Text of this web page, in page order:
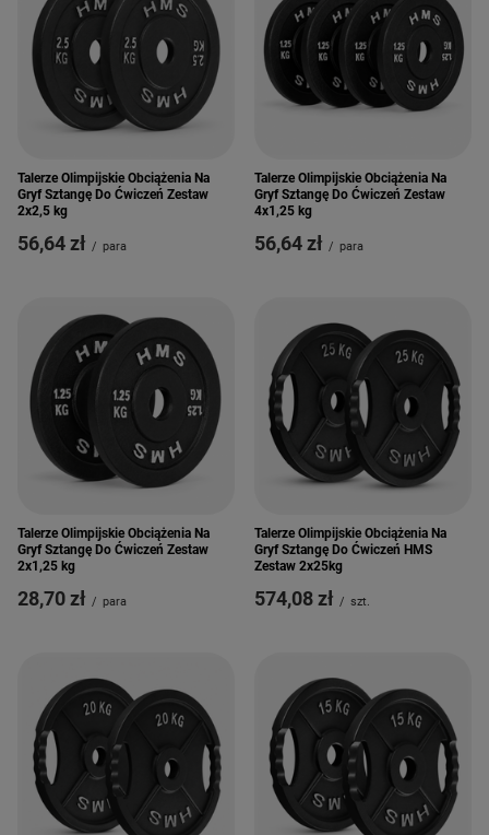
Talerze Olimpijskie Obciążenia Na
Gryf Sztangę Do Ćwiczeń Zestaw
2x2,5 kg
56,64 zł / para
Talerze Olimpijskie Obciążenia Na
Gryf Sztangę Do Ćwiczeń Zestaw
4x1,25 kg
56,64 zł / para
Talerze Olimpijskie Obciążenia Na
Gryf Sztangę Do Ćwiczeń Zestaw
2x1,25 kg
28,70 zł / para
Talerze Olimpijskie Obciążenia Na
Gryf Sztangę Do Ćwiczeń HMS
Zestaw 2x25kg
574,08 zł / szt.